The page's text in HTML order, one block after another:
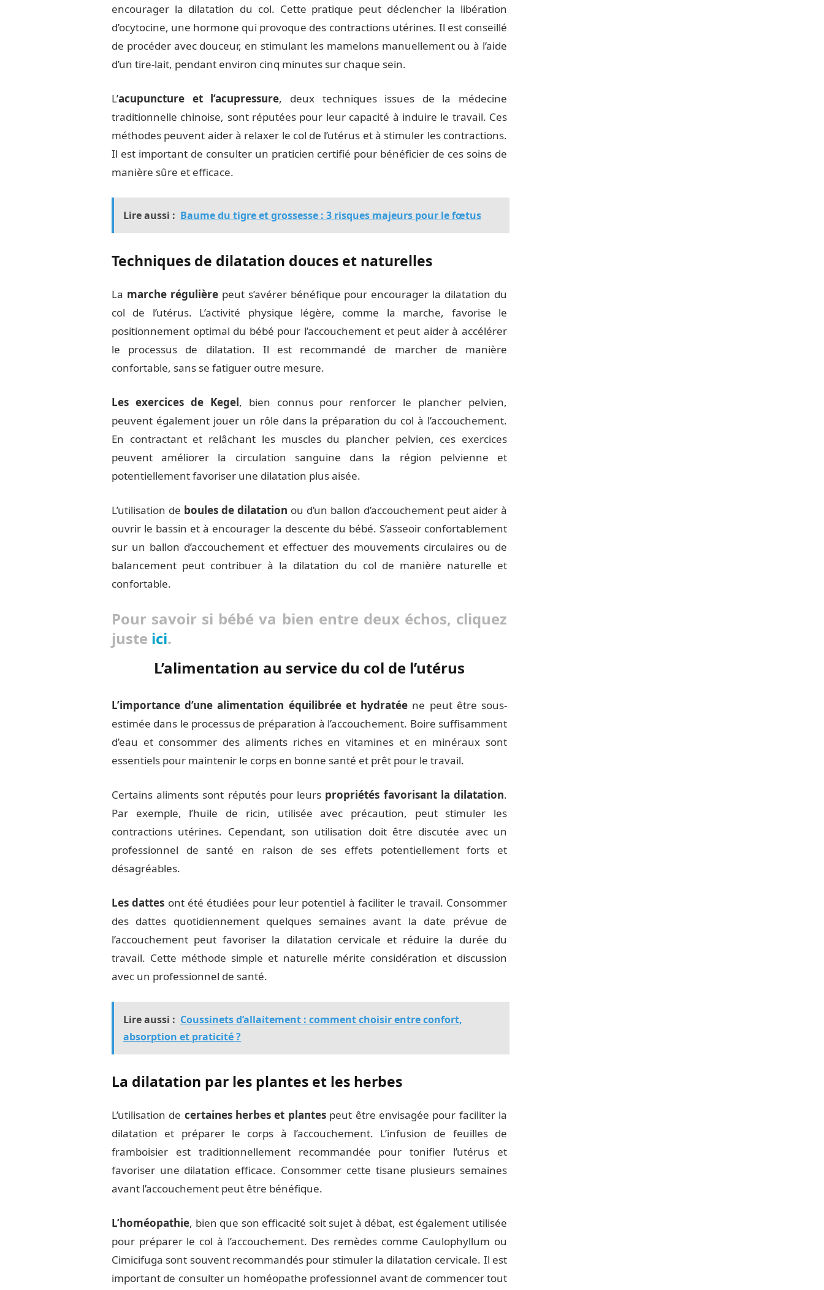
encourager la dilatation du col. Cette pratique peut déclencher la libération
d’ocytocine, une hormone qui provoque des contractions utérines. Il est conseillé
de procéder avec douceur, en stimulant les mamelons manuellement ou à l’aide
d’un tire-lait, pendant environ cinq minutes sur chaque sein.
L’acupuncture et l’acupressure, deux techniques issues de la médecine
traditionnelle chinoise, sont réputées pour leur capacité à induire le travail. Ces
méthodes peuvent aider à relaxer le col de l’utérus et à stimuler les contractions.
Il est important de consulter un praticien certifié pour bénéficier de ces soins de
manière sûre et efficace.
Lire aussi : Baume du tigre et grossesse : 3 risques majeurs pour le fœtus
Techniques de dilatation douces et naturelles
La marche régulièrepeut s’avérer bénéfique pour encourager la dilatation du
col de l’utérus. L’activité physique légère, comme la marche, favorise le
positionnement optimal du bébé pour l’accouchement et peut aider à accélérer
le processus de dilatation. Il est recommandé de marcher de manière
confortable, sans se fatiguer outre mesure.
Les exercices de Kegel, bien connus pour renforcer le plancher pelvien,
peuvent également jouer un rôle dans la préparation du col à l’accouchement.
En contractant et relâchant les muscles du plancher pelvien, ces exercices
peuvent améliorer la circulation sanguine dans la région pelvienne et
potentiellement favoriser une dilatation plus aisée.
L’utilisation de boules de dilatation ou d’un ballon d’accouchement peut aider à
ouvrir le bassin et à encourager la descente du bébé. S’asseoir confortablement
sur un ballon d’accouchement et effectuer des mouvements circulaires ou de
balancement peut contribuer à la dilatation du col de manière naturelle et
confortable.
Pour savoir si bébé va bien entre deux échos, cliquez
juste ici.
L’alimentation au service du col de l’utérus
L’importance d’une alimentation équilibrée et hydratée ne peut être sous-
estimée dans le processus de préparation à l’accouchement. Boire suffisamment
d’eau et consommer des aliments riches en vitamines et en minéraux sont
essentiels pour maintenir le corps en bonne santé et prêt pour le travail.
Certains aliments sont réputés pour leurs propriétés favorisant la dilatation.
Par exemple, l’huile de ricin, utilisée avec précaution, peut stimuler les
contractions utérines. Cependant, son utilisation doit être discutée avec un
professionnel de santé en raison de ses effets potentiellement forts et
désagréables.
Les dattes ont été étudiées pour leur potentiel à faciliter le travail. Consommer
des dattes quotidiennement quelques semaines avant la date prévue de
l’accouchement peut favoriser la dilatation cervicale et réduire la durée du
travail. Cette méthode simple et naturelle mérite considération et discussion
avec un professionnel de santé.
Lire aussi : Coussinets d’allaitement : comment choisir entre confort,
absorption et praticité ?
La dilatation par les plantes et les herbes
L’utilisation de certaines herbes et plantespeut être envisagée pour faciliter la
dilatation et préparer le corps à l’accouchement. L’infusion de feuilles de
framboisier est traditionnellement recommandée pour tonifier l’utérus et
favoriser une dilatation efficace. Consommer cette tisane plusieurs semaines
avant l’accouchement peut être bénéfique.
L’homéopathie, bien que son efficacité soit sujet à débat, est également utilisée
pour préparer le col à l’accouchement. Des remèdes comme Caulophyllum ou
Cimicifuga sont souvent recommandés pour stimuler la dilatation cervicale. Il est
important de consulter un homéopathe professionnel avant de commencer tout